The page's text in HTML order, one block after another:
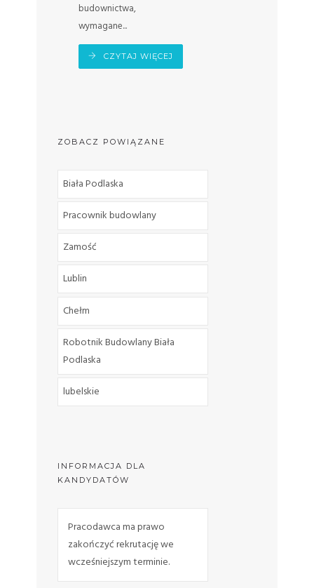
budownictwa,
wymagane...
CZYTAJ WIĘCEJ
ZOBACZ POWIĄZANE
Biała Podlaska
Pracownik budowlany
Zamość
Lublin
Chełm
Robotnik Budowlany Biała
Podlaska
lubelskie
INFORMACJA DLA
KANDYDATÓW
Pracodawca ma prawo
zakończyć rekrutację we
wcześniejszym terminie.